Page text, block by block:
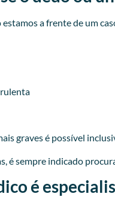
a frente de um
graves é possível
é sempre indicado
é